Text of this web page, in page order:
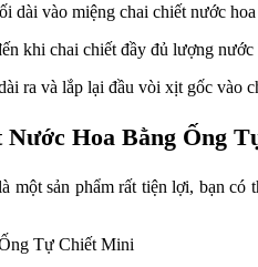
dài vào miệng chai chiết nước
khi chai chiết đầy đủ lượng nước
ra và lắp lại đầu vòi xịt gốc vào
Nước Hoa Bằng Ống
một sản phẩm rất tiện lợi, bạn có